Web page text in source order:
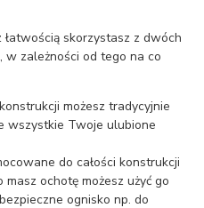
skorzystasz z dwóch
zależności od tego na co
możesz tradycyjnie
wszystkie Twoje ulubione
do całości konstrukcji
ochotę możesz użyć go
ognisko np. do